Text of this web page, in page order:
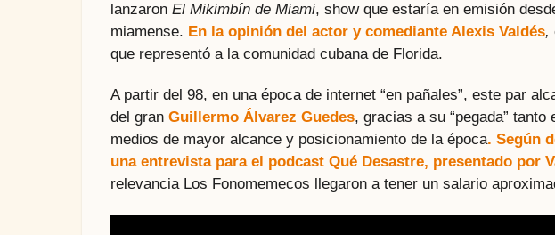
lanzaron El Mikimbín de Miami, show que estaría en emisión
miamense. En la opinión del actor y comediante Alexis Valdés,
que representó a la comunidad cubana de Florida.
A partir del 98, en una época de internet “en pañales”, este par
del gran Guillermo Álvarez Guedes, gracias a su “pegada”
medios de mayor alcance y posicionamiento de la época. Según
una entrevista para el podcast Qué Desastre, presentado por
relevancia Los Fonomemecos llegaron a tener un salario